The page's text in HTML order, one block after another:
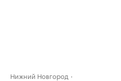
Нижний Новгород